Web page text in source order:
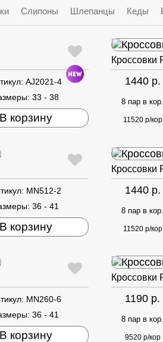
Слипоны Шлепанцы Кеды
AJ2021-4
33 - 38
В корзину
1440 р.
8 пар в кор.
11520 р/кор
MN512-2
36 - 41
В корзину
1440 р.
8 пар в кор.
11520 р/кор
MN260-6
36 - 41
В корзину
1190 р.
8 пар в кор.
9520 р/кор